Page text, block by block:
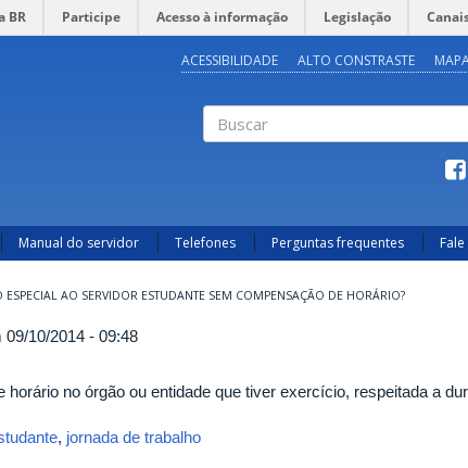
BR Participe Acesso à informação Legislação
ACESSIBILIDADE ALTO CONSTRASTE
Manual do servidor Telefones Perguntas frequentes
ESPECIAL AO SERVIDOR ESTUDANTE SEM COMPENSAÇÃO DE HORÁRIO?
09/10/2014 - 09:48
no órgão ou entidade que tiver exercício, respeitada a
, jornada de trabalho